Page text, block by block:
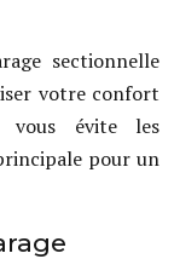
sectionnelle
votre confort
évite les
pour un